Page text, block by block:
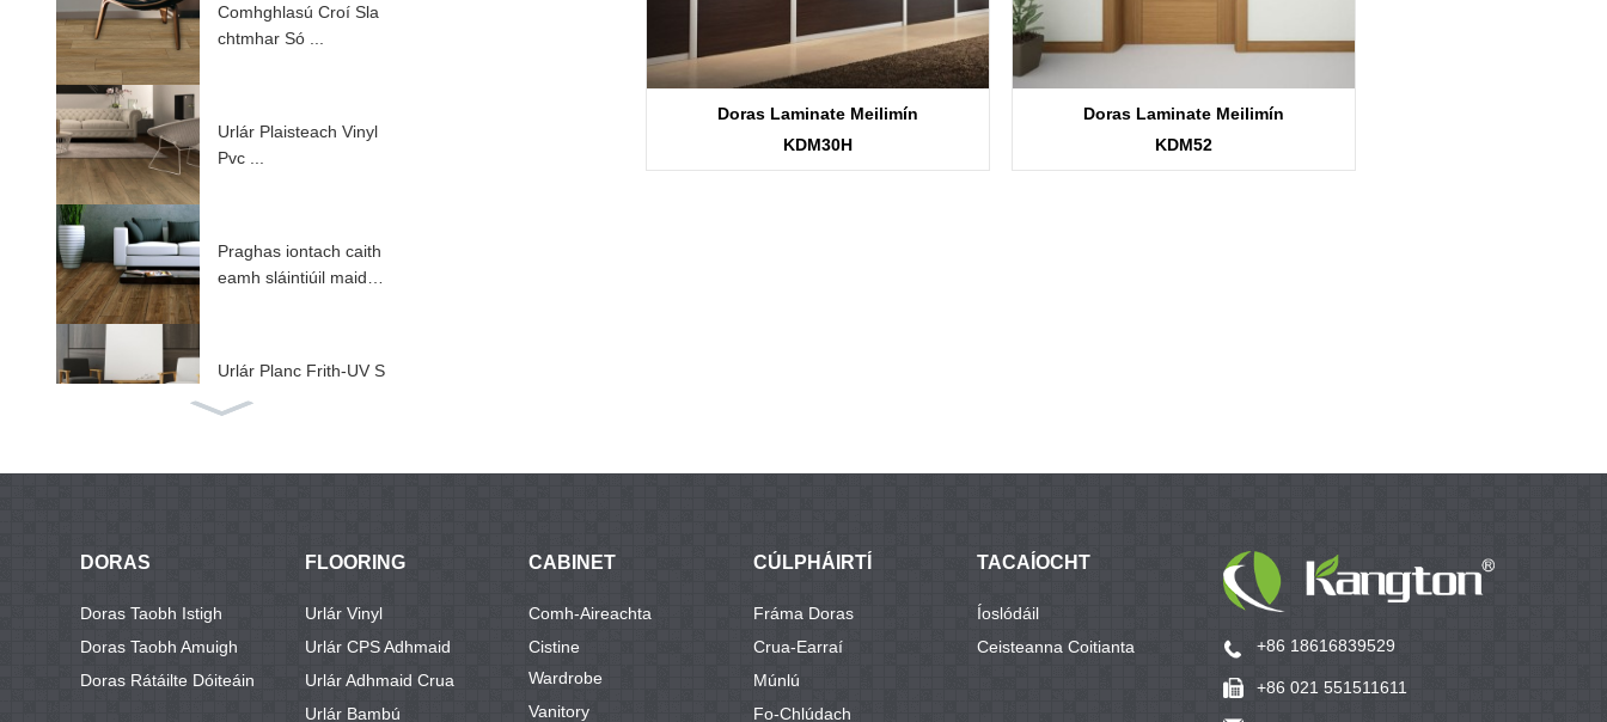
Comhghlasú Croí Sla
chtmhar Só ...
Urlár Plaisteach Vinyl
Pvc ...
Praghas iontach caith
eamh sláintiúil maidir l
Urlár Planc Frith-UV S
PC ...
Urlár lárnach SPC do
Doras Laminate Meilimín
KDM30H
Doras Laminate Meilimín
KDM52
DORAS
Doras Taobh Istigh
Doras Taobh Amuigh
Doras Rátáilte Dóiteáin
FLOORING
Urlár Vinyl
Urlár CPS Adhmaid
Urlár Adhmaid Crua
Urlár Bambú
CABINET
Comh-Aireachta
Cistine
Wardrobe
Vanitory
CÚLPHÁIRTÍ
Fráma Doras
Crua-Earraí
Múnlú
Fo-Chlúdach
TACAÍOCHT
Íoslódáil
Ceisteanna Coitianta
+86 18616839529
+86 021 551511611